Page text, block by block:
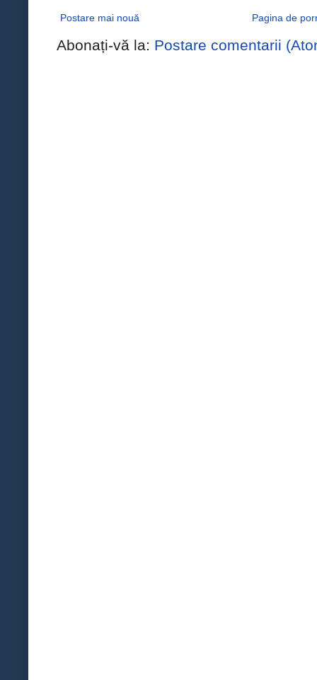
Postare mai nouă Pagina de
Abonați-vă la: Postare comentarii